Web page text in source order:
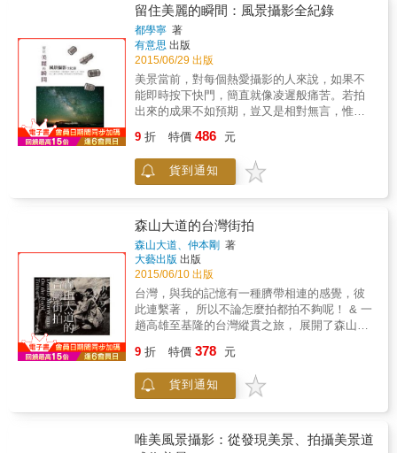
& 虔誠掌鏡 動人故事 記錄星雲大師的感人畫
面，見證佛陀紀念館從無到有，大至空拍全景
如釋迦牟尼佛觸地放光淨土再現，小至黃花翠
竹開謝之間，彷彿隨機說法。 & 靈山勝境 佛光
之美 推薦給入寶山，卻抱憾不能帶走寶山靈氣
的人； 推薦給未入寶山，心嚮往之的人； 推薦
給將入寶山，預作功課的人； 推薦給思入寶
山，神馳心向的人。 & 《佛光之美攝影集》是
一本精心設計的菊四開精裝本，共收錄108張照
面留存，書背條碼以佛陀紀念館側面圖堡造型
設計格外可愛。
留住美麗的瞬間：風景攝影全紀錄
都學寧 著
有意思 出版
2015/06/29 出版
美景當前，對每個熱愛攝影的人來說，如果不
能即時按下快門，簡直就像凌遲般痛苦。若拍
出來的成果不如預期，豈又是相對無言，惟有
就極廣，從蟲魚花鳥到古剎名勝，從自然風光
到建築屋瓦，面對不同的題材，自然要使用不
同的方式來取景，才能夠拍出心目中最滿意的
理想的風景完美的呈現在每張照片裡。
9 折 特價 486 元
貨到通知
森山大道的台灣街拍
森山大道、仲本剛 著
大藝出版 出版
2015/06/10 出版
台灣，與我的記憶有一種臍帶相連的感覺，彼
此連繫著， 所以不論怎麼拍都拍不夠呢！ & 一
趟高雄至基隆的台灣縱貫之旅， 展開了森山大
拍，以及仲本剛的行旅之眼， 探究這名世界級
的攝影藝術家對著眼前的事物 舉起相機、透過
鏡頭看出去之時， 所見到的與眾不同影像。 並
街拍攝影集 森山大道的台灣街拍之旅 & 本書要
9 折 特價 378 元
貨到通知
唯美風景攝影：從發現美景、拍攝美景道